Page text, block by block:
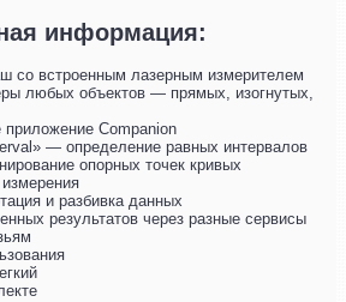
информация:
со встроенным лазерным измерителем
любых объектов — прямых, изогнутых,
Companion
— определение равных интервалов
опорных точек кривых
и разбивка данных
результатов через разные сервисы